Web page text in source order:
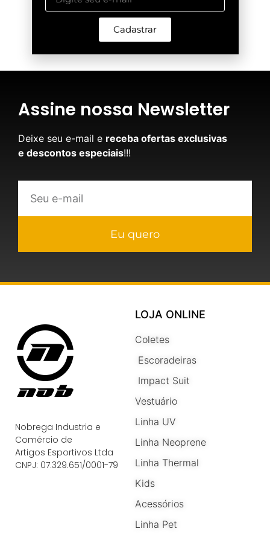
Assine nossa Newsletter
Deixe seu e-mail e receba ofertas exclusivas
e descontos especiais!!!
Eu quero
Nobrega Industria e
Comércio de
Artigos Esportivos Ltda
CNPJ: 07.329.651/0001-79
LOJA ONLINE
Coletes
Escoradeiras
Impact Suit
Vestuário
Linha UV
Linha Neoprene
Linha Thermal
Kids
Acessórios
Linha Pet
Cadastrar